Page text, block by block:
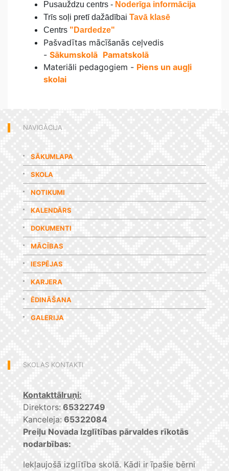
Pusauždzu centrs - Noderīga informācija
Trīs soļi pretī dažādībai Tavā klasē
Centrs "Dardedze"
Pašvadītas mācīšanās ceļvedis
- Sākumskolā Pamatskolā
Materiāli pedagogiem - Piens un augļi
skolai
NAVIGĀCIJA
SĀKUMLAPA
SKOLA
NOTIKUMI
KALENDĀRS
DOKUMENTI
MĀCĪBAS
IESPĒJAS
KARJERA
ĒDINĀŠANA
GALERIJA
SKOLAS KONTAKTI
Kontakttālruņi:
Direktors: 65322749
Kanceleja: 65322084
Preiļu Novada Izglītības pārvaldes rīkotās
nodarbības:
Iekļaujošā izglītība skolā. Kādi ir īpašie bērni